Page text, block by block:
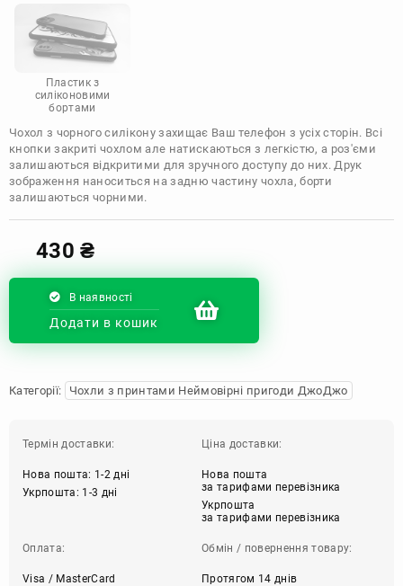
Пластик з
силіконовими
бортами
Чохол з чорного силікону захищає Ваш телефон з усіх сторін. Всі
кнопки закриті чохлом але натискаються з легкістю, а роз'єми
залишаються відкритими для зручного доступу до них. Друк
зображення наноситься на задню частину чохла, борти
залишаються чорними.
430₴
В наявності
Додати в кошик
Категорії: Чохли з принтами Неймовірні пригоди ДжоДжо
Термін доставки:
Нова пошта: 1-2 дні
Укрпошта: 1-3 дні
Ціна доставки:
Нова пошта
за тарифами перевізника
Укрпошта
за тарифами перевізника
Оплата:
Visa / MasterCard
Обмін / повернення товару:
Протягом 14 днів